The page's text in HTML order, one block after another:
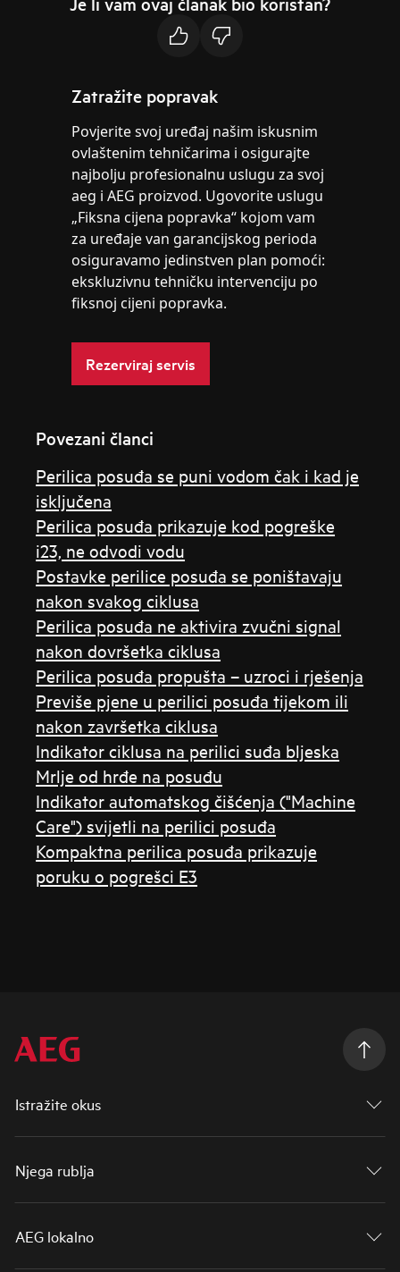
Zatražite popravak
Povjerite svoj uređaj našim iskusnim
ovlaštenim tehničarima i osigurajte
najbolju profesionalnu uslugu za svoj
aeg i AEG proizvod. Ugovorite uslugu
„Fiksna cijena popravka“ kojom vam
za uređaje van garancijskog perioda
osiguravamo jedinstven plan pomoći:
ekskluzivnu tehničku intervenciju po
fiksnoj cijeni popravka.
Rezerviraj servis
Povezani članci
Perilica posuđa se puni vodom čak i kad je
isključena
Perilica posuđa prikazuje kod pogreške
i23, ne odvodi vodu
Postavke perilice posuđa se poništavaju
nakon svakog ciklusa
Perilica posuđa ne aktivira zvučni signal
nakon dovršetka ciklusa
Perilica posuđa propušta – uzroci i rješenja
Previše pjene u perilici posuđa tijekom ili
nakon završetka ciklusa
Indikator ciklusa na perilici suđa bljeska
Mrlje od hrđe na posuđu
Indikator automatskog čišćenja ("Machine
Care") svijetli na perilici posuđa
Kompaktna perilica posuđa prikazuje
poruku o pogrešci E3
Istražite okus
Njega rublja
AEG lokalno